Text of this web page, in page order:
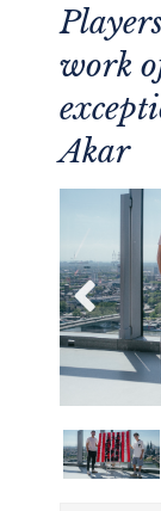
work
Akar